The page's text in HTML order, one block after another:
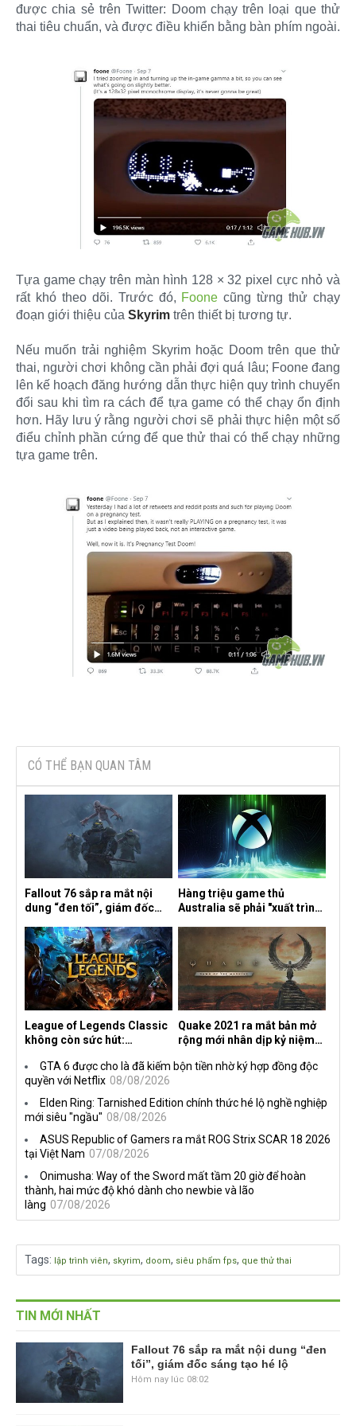
được chia sẻ trên Twitter: Doom chạy trên loại que thử
thai tiêu chuẩn, và được điều khiển bằng bàn phím ngoài.
Tựa game chạy trên màn hình 128 × 32 pixel cực nhỏ và
rất khó theo dõi. Trước đó, Foone cũng từng thử chạy
đoạn giới thiệu của Skyrim trên thiết bị tương tự.
Nếu muốn trải nghiệm Skyrim hoặc Doom trên que thử
thai, người chơi không cần phải đợi quá lâu; Foone đang
lên kế hoạch đăng hướng dẫn thực hiện quy trình chuyển
đổi sau khi tìm ra cách để tựa game có thể chạy ổn định
hơn. Hãy lưu ý rằng người chơi sẽ phải thực hiện một số
điểu chỉnh phần cứng để que thử thai có thể chạy những
tựa game trên.
CÓ THỂ BẠN QUAN TÂM
Fallout 76 sắp ra mắt nội
dung “đen tối”, giám đốc
Hàng triệu game thủ
Australia sẽ phải "xuất trình
số tựa game trên Xbox?
League of Legends Classic
không còn sức hút:
chơi cũ không còn online
Quake 2021 ra mắt bản mở
rộng mới nhân dịp kỷ niệm
the Machine
GTA 6 được cho là đã kiếm bộn tiền nhờ ký hợp đồng độc
quyền với Netflix 08/08/2026
Elden Ring: Tarnished Edition chính thức hé lộ nghề nghiệp
mới siêu "ngầu" 08/08/2026
ASUS Republic of Gamers ra mắt ROG Strix SCAR 18 2026
tại Việt Nam 07/08/2026
Onimusha: Way of the Sword mất tầm 20 giờ để hoàn
thành, hai mức độ khó dành cho newbie và lão
làng 07/08/2026
Tags: lập trình viên, skyrim, doom, siêu phẩm fps, que thử thai
TIN MỚI NHẤT
Fallout 76 sắp ra mắt nội dung “đen
tối”, giám đốc sáng tạo hé lộ
Hôm nay lúc 08:02